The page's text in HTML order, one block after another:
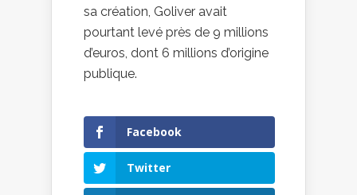
sa création, Goliver avait
pourtant levé près de 9 millions
d’euros, dont 6 millions d’origine
publique.
Facebook
Twitter